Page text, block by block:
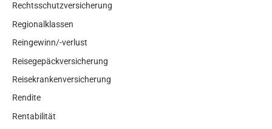
Rechtsschutzversicherung
Regionalklassen
Reingewinn/-verlust
Reisegepäckversicherung
Reisekrankenversicherung
Rendite
Rentabilität